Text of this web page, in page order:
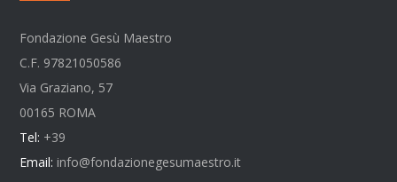
Fondazione Gesù Maestro
C.F. 97821050586
Via Graziano, 57
00165 ROMA
Tel: +39
Email: info@fondazionegesumaestro.it